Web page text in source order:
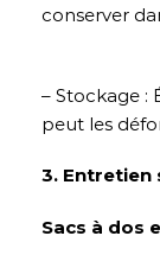
conserver
– Stockage :
peut les
3. Entretien
Sacs à dos